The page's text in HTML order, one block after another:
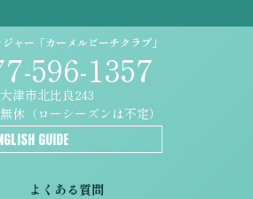
よくある質問
ャー「カーメルビーチクラブ」
596-1357
津市北比良243
休（ローシーズンは不定）
GUIDE